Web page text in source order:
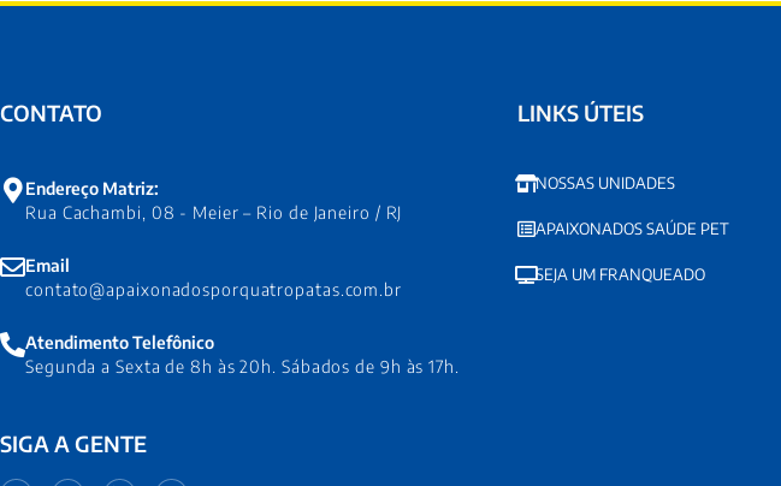
CONTATO
Endereço Matriz:
Rua Cachambi, 08 - Meier – Rio de Janeiro / RJ
Email
contato@apaixonadosporquatropatas.com.br
Atendimento Telefônico
Segunda a Sexta de 8h às 20h. Sábados de 9h às 17h.
SIGA A GENTE
LINKS ÚTEIS
NOSSAS UNIDADES
APAIXONADOS SAÚDE PET
SEJA UM FRANQUEADO